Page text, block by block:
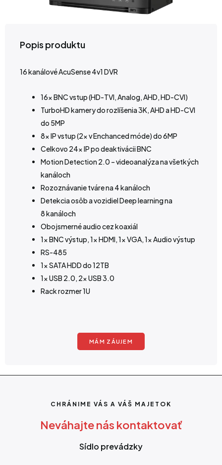
Popis produktu
16 kanálové AcuSense 4v1 DVR
16x BNC vstup (HD-TVI, Analog, AHD, HD-CVI)
TurboHD kamery do rozlíšenia 3K, AHD a HD-CVI
do 5MP
8x IP vstup (2x v Enchanced móde) do 6MP
Celkovo 24x IP po deaktivácii BNC
Motion Detection 2.0 – videoanalýza na všetkých
kanáloch
Rozoznávanie tváre na 4 kanáloch
Detekcia osôb a vozidiel Deep learning na
8 kanáloch
Obojsmerné audio cez koaxiál
1x BNC výstup, 1x HDMI, 1x VGA, 1x Audio výstup
RS-485
1x SATA HDD do 12TB
1x USB 2.0, 2x USB 3.0
Rack rozmer 1U
MÁM ZÁUJEM
CHRÁNIME VÁS A VÁŠ MAJETOK
Neváhajte nás kontaktovať
Sídlo prevádzky